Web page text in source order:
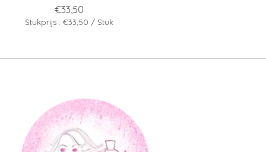
€33,50
Stukprijs : €33,50 / Stuk